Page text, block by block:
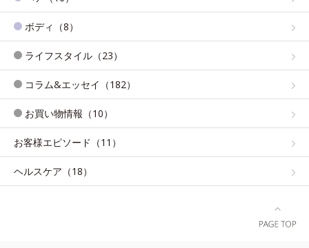
ボディ（8）
ライフスタイル（23）
コラム&エッセイ（182）
お買い物情報（10）
お客様エピソード（11）
ヘルスケア（18）